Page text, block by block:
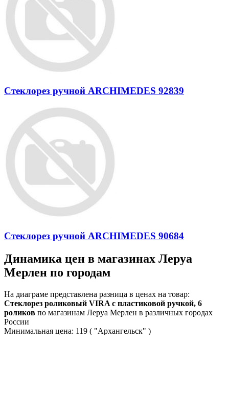
Стеклорез ручной ARCHIMEDES 92839
Стеклорез ручной ARCHIMEDES 90684
Динамика цен в магазинах Леруа
Мерлен по городам
На диаграме представлена разница в ценах на товар:
Стеклорез роликовый VIRA с пластиковой ручкой, 6
роликов по магазинам Леруа Мерлен в различных городах
России
Минимальная цена: 119 ( "Архангельск" )